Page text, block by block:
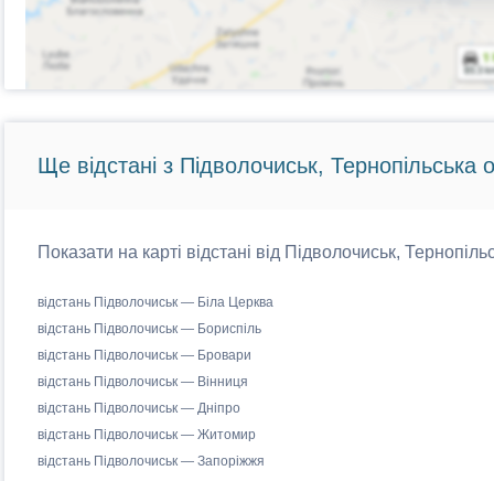
Ще відстані з Підволочиськ, Тернопільська
Показати на карті відстані від Підволочиськ,
відстань Підволочиськ — Біла Церква
відстань Підволочиськ — Бориспіль
відстань Підволочиськ — Бровари
відстань Підволочиськ — Вінниця
відстань Підволочиськ — Дніпро
відстань Підволочиськ — Житомир
відстань Підволочиськ — Запоріжжя